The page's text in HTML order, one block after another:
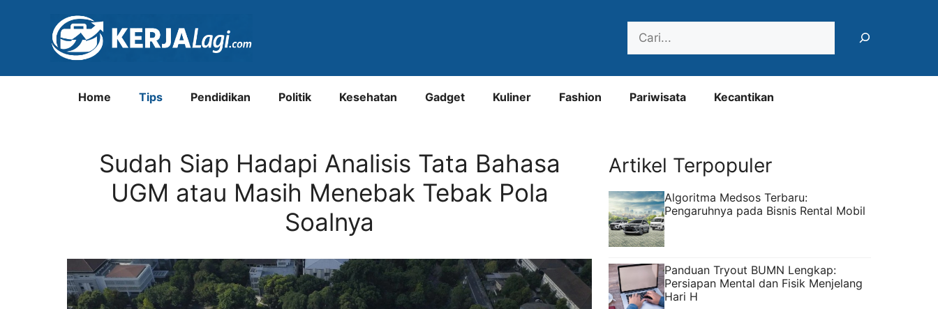
Home Tips Pendidikan Politik Kesehatan Gadget Kuliner Fashion Pariwisata Kecantikan
Sudah Siap Hadapi Analisis Tata Bahasa
UGM atau Masih Menebak Tebak Pola
Soalnya
Artikel Terpopuler
Algoritma Medsos Terbaru:
Pengaruhnya pada Bisnis Rental Mobil
Panduan Tryout BUMN Lengkap:
Persiapan Mental dan Fisik Menjelang
Hari H